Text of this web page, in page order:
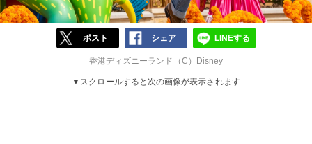
ポスト シェア LINEする
香港ディズニーランド（C）Disney
▼スクロールすると次の画像が表示されます